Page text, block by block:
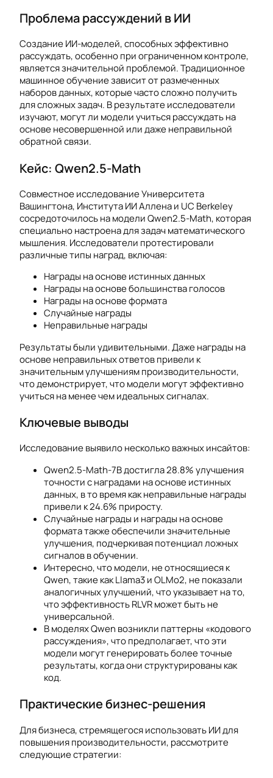
Проблема рассуждений в ИИ
Создание ИИ-моделей, способных эффективно
рассуждать, особенно при ограниченном контроле,
является значительной проблемой. Традиционное
машинное обучение зависит от размеченных
наборов данных, которые часто сложно получить
для сложных задач. В результате исследователи
изучают, могут ли модели учиться рассуждать на
основе несовершенной или даже неправильной
обратной связи.
Кейс: Qwen2.5-Math
Совместное исследование Университета
Вашингтона, Института ИИ Аллена и UC Berkeley
сосредоточилось на модели Qwen2.5-Math, которая
специально настроена для задач математического
мышления. Исследователи протестировали
различные типы наград, включая:
Награды на основе истинных данных
Награды на основе большинства голосов
Награды на основе формата
Случайные награды
Неправильные награды
Результаты были удивительными. Даже награды на
основе неправильных ответов привели к
значительным улучшениям производительности,
что демонстрирует, что модели могут эффективно
учиться на менее чем идеальных сигналах.
Ключевые выводы
Исследование выявило несколько важных инсайтов:
Qwen2.5-Math-7B достигла 28.8% улучшения
точности с наградами на основе истинных
данных, в то время как неправильные награды
привели к 24.6% приросту.
Случайные награды и награды на основе
формата также обеспечили значительные
улучшения, подчеркивая потенциал ложных
сигналов в обучении.
Интересно, что модели, не относящиеся к
Qwen, такие как Llama3 и OLMo2, не показали
аналогичных улучшений, что указывает на то,
что эффективность RLVR может быть не
универсальной.
В моделях Qwen возникли паттерны «кодового
рассуждения», что предполагает, что эти
модели могут генерировать более точные
результаты, когда они структурированы как
код.
Практические бизнес-решения
Для бизнеса, стремящегося использовать ИИ для
повышения производительности, рассмотрите
следующие стратегии: